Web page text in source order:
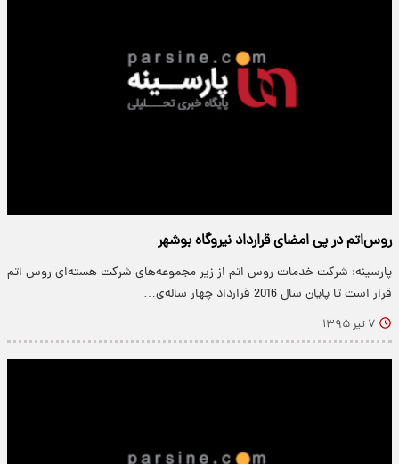
روس‌اتم در پی امضای قرارداد نیروگاه‌ بوشهر
پارسینه: شرکت خدمات روس اتم از زیر مجموعه‌های شرکت هسته‌ای روس اتم
قرار است تا پایان سال 2016 قرارداد چهار ساله‌ی…
۷ تیر ۱۳۹۵